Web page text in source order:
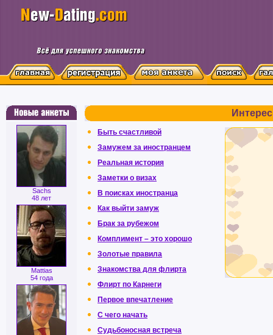
Sachs
48 лет
Mattias
54 года
Быть счастливой
Замужем за иностранцем
Реальная история
Заметки о визах
В поисках иностранца
Как выйти замуж
Брак за рубежом
Комплимент – это хорошо
Золотые правила
Знакомства для флирта
Флирт по Карнеги
Первое впечатление
C чего начать
Судьбоносная встреча